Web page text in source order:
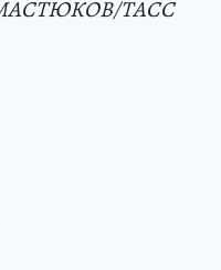
МАСТЮКОВ/ТАСС